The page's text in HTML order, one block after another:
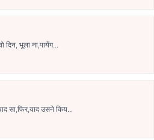
दिन, भूला ना,पायेंग...
सा,फिर,याद उसने किय...